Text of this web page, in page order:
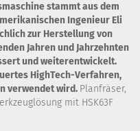
stammt aus dem
Ingenieur Eli
zur Herstellung von
Jahren und Jahrzehnten
und weiterentwickelt.
HighTech-Verfahren,
verwendet wird. Planfräser,
mit HSK63F